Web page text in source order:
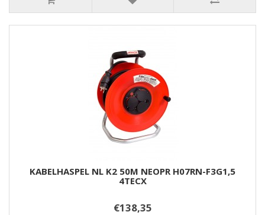
KABELHASPEL NL K2 50M NEOPR H07RN-F3G1,5
4TECX
€138,35